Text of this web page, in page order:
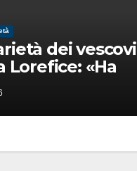
dei vescovi
Lorefice: «Ha
e la dignità